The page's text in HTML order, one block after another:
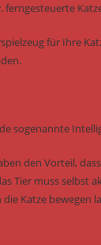
ferngesteuerte
für Ihre
sogenannte
den Vorteil,
Tier muss selbst
Katze bewegen